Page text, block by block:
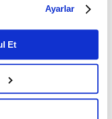
detaylı bilgi için
Bilgilendirme
Kanunu uyarınca
ile ilgili daha
Ayarlar
Et